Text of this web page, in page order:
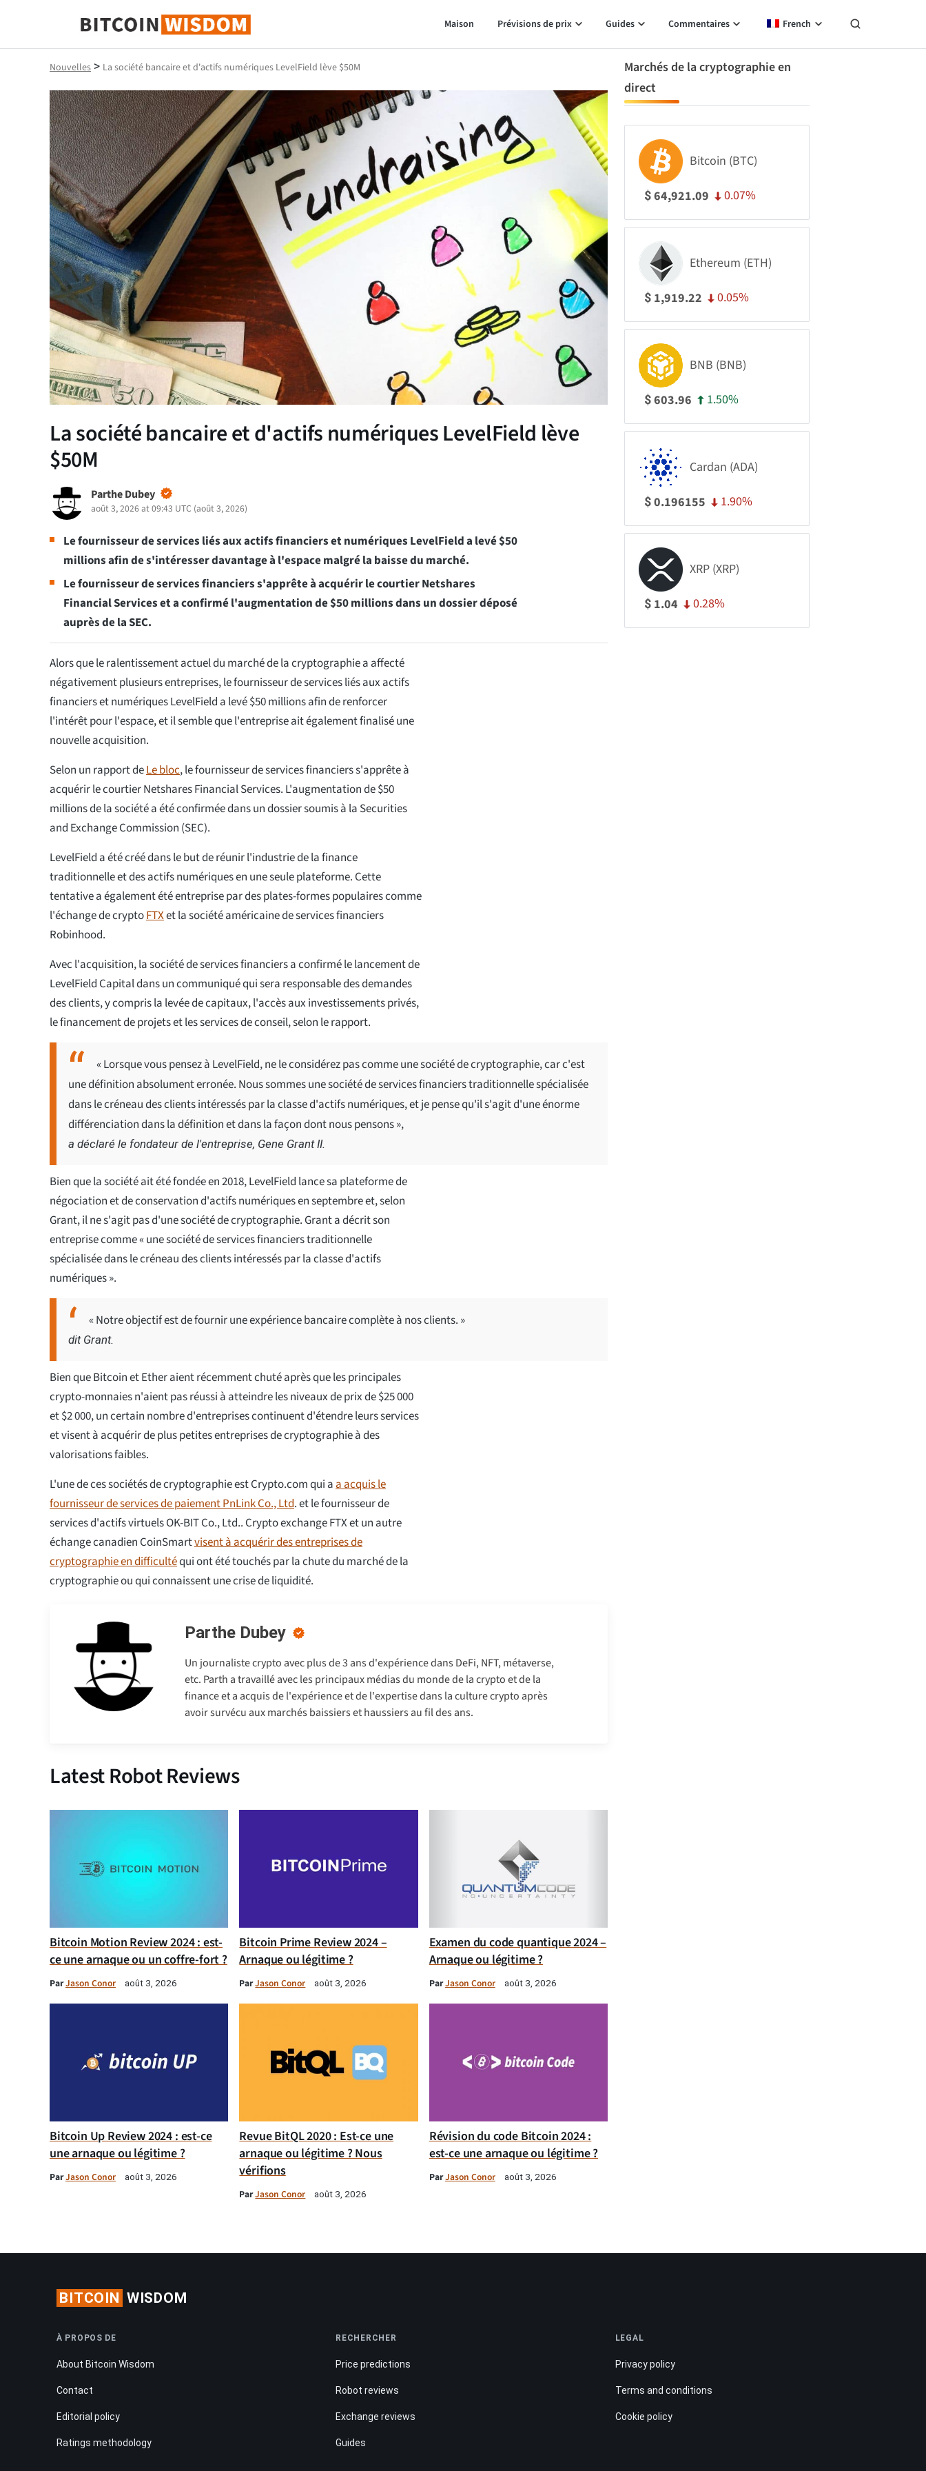
Bitcoin Sagesse
Maison Prévisions de prix Guides Commentaires French
Nouvelles > La société bancaire et d'actifs numériques LevelField lève $50M
La société bancaire et d'actifs numériques LevelField lève
$50M
Parthe Dubey
août 3, 2026 at 09:43 UTC (août 3, 2026)
Le fournisseur de services liés aux actifs financiers et numériques LevelField a levé $50
millions afin de s'intéresser davantage à l'espace malgré la baisse du marché.
Le fournisseur de services financiers s'apprête à acquérir le courtier Netshares
Financial Services et a confirmé l'augmentation de $50 millions dans un dossier déposé
auprès de la SEC.
Alors que le ralentissement actuel du marché de la cryptographie a affecté
négativement plusieurs entreprises, le fournisseur de services liés aux actifs
financiers et numériques LevelField a levé $50 millions afin de renforcer
l'intérêt pour l'espace, et il semble que l'entreprise ait également finalisé une
nouvelle acquisition.
Selon un rapport deLe bloc, le fournisseur de services financiers s'apprête à
acquérir le courtier Netshares Financial Services. L'augmentation de $50
millions de la société a été confirmée dans un dossier soumis à la Securities
and Exchange Commission (SEC).
LevelField a été créé dans le but de réunir l'industrie de la finance
traditionnelle et des actifs numériques en une seule plateforme. Cette
tentative a également été entreprise par des plates-formes populaires comme
l'échange de cryptoFTXet la société américaine de services financiers
Robinhood.
Avec l'acquisition, la société de services financiers a confirmé le lancement de
LevelField Capital dans un communiqué qui sera responsable des demandes
des clients, y compris la levée de capitaux, l'accès aux investissements privés,
le financement de projets et les services de conseil, selon le rapport.
« Lorsque vous pensez à LevelField, ne le considérez pas comme une société de cryptographie, car c'est
une définition absolument erronée. Nous sommes une société de services financiers traditionnelle spécialisée
dans le créneau des clients intéressés par la classe d'actifs numériques, et je pense qu'il s'agit d'une énorme
différenciation dans la définition et dans la façon dont nous pensons »,
a déclaré le fondateur de l'entreprise, Gene Grant II.
Bien que la société ait été fondée en 2018, LevelField lance sa plateforme de
négociation et de conservation d'actifs numériques en septembre et, selon
Grant, il ne s'agit pas d'une société de cryptographie. Grant a décrit son
entreprise comme « une société de services financiers traditionnelle
spécialisée dans le créneau des clients intéressés par la classe d'actifs
numériques ».
« Notre objectif est de fournir une expérience bancaire complète à nos clients. »
dit Grant.
Bien que Bitcoin et Ether aient récemment chuté après que les principales
crypto-monnaies n'aient pas réussi à atteindre les niveaux de prix de $25 000
et $2 000, un certain nombre d'entreprises continuent d'étendre leurs services
et visent à acquérir de plus petites entreprises de cryptographie à des
valorisations faibles.
L'une de ces sociétés de cryptographie est Crypto.com qui a a acquis le
fournisseur de services de paiement PnLink Co., Ltd. et le fournisseur de
services d'actifs virtuels OK-BIT Co., Ltd.. Crypto exchange FTX et un autre
échange canadien CoinSmartvisent à acquérir des entreprises de
cryptographie en difficultéqui ont été touchés par la chute du marché de la
cryptographie ou qui connaissent une crise de liquidité.
Parthe Dubey
Un journaliste crypto avec plus de 3 ans d'expérience dans DeFi, NFT, métaverse,
etc. Parth a travaillé avec les principaux médias du monde de la crypto et de la
finance et a acquis de l'expérience et de l'expertise dans la culture crypto après
avoir survécu aux marchés baissiers et haussiers au fil des ans.
Latest Robot Reviews
Bitcoin Motion Review 2024 : est-
ce une arnaque ou un coffre-fort ?
ParJason Conor août 3, 2026
Bitcoin Prime Review 2024 –
Arnaque ou légitime ?
ParJason Conor août 3, 2026
Examen du code quantique 2024 –
Arnaque ou légitime ?
ParJason Conor août 3, 2026
Bitcoin Up Review 2024 : est-ce
une arnaque ou légitime ?
ParJason Conor août 3, 2026
Revue BitQL 2020 : Est-ce une
arnaque ou légitime ? Nous
vérifions
ParJason Conor août 3, 2026
Révision du code Bitcoin 2024 :
est-ce une arnaque ou légitime ?
ParJason Conor août 3, 2026
Marchés de la cryptographie en
direct
Bitcoin (BTC)
$64,921.09 0.07%
Ethereum (ETH)
$ 1,919.22 0.05%
BNB (BNB)
$603.96 1.50%
Cardan (ADA)
$0.196155 1.90%
XRP (XRP)
$ 1.04 0.28%
BITCOIN WISDOM
À PROPOS DE
About Bitcoin Wisdom
Contact
Editorial policy
Ratings methodology
RECHERCHER
Price predictions
Robot reviews
Exchange reviews
Guides
LEGAL
Privacy policy
Terms and conditions
Cookie policy